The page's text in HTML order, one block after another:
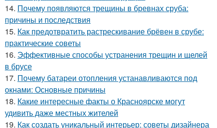
14. Почему появляются трещины в бревнах сруба:
причины и последствия
15. Как предотвратить растрескивание брёвен в срубе:
практические советы
16. Эффективные способы устранения трещин и щелей
в брусе
17. Почему батареи отопления устанавливаются под
окнами: Основные причины
18. Какие интересные факты о Красноярске могут
удивить даже местных жителей
19. Как создать уникальный интерьер: советы дизайнера